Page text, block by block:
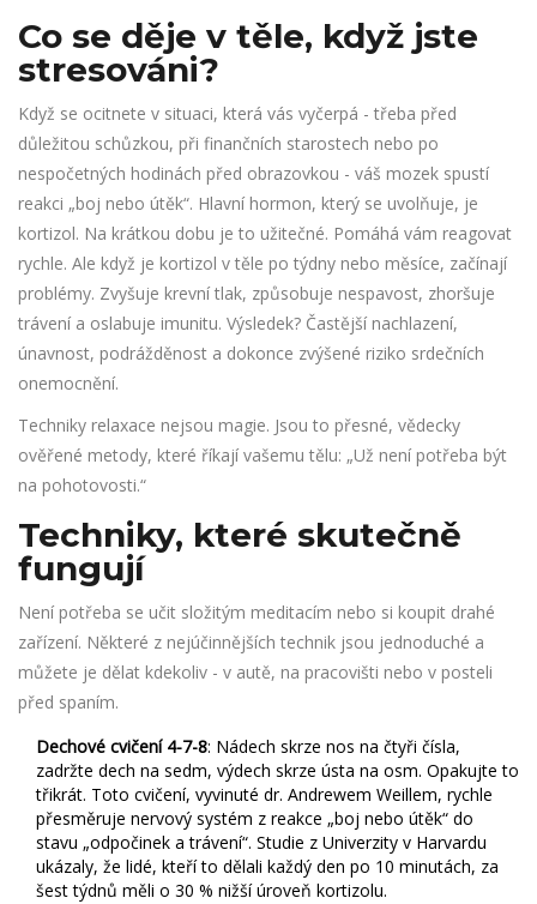
Co se děje v těle, když jste
stresováni?
Když se ocitnete v situaci, která vás vyčerpá - třeba před
důležitou schůzkou, při finančních starostech nebo po
nespočetných hodinách před obrazovkou - váš mozek spustí
reakci „boj nebo útěk“. Hlavní hormon, který se uvolňuje, je
kortizol. Na krátkou dobu je to užitečné. Pomáhá vám reagovat
rychle. Ale když je kortizol v těle po týdny nebo měsíce, začínají
problémy. Zvyšuje krevní tlak, způsobuje nespavost, zhoršuje
trávení a oslabuje imunitu. Výsledek? Častější nachlazení,
únavnost, podrážděnost a dokonce zvýšené riziko srdečních
onemocnění.
Techniky relaxace nejsou magie. Jsou to přesné, vědecky
ověřené metody, které říkají vašemu tělu: „Už není potřeba být
na pohotovosti.“
Techniky, které skutečně
fungují
Není potřeba se učit složitým meditacím nebo si koupit drahé
zařízení. Některé z nejúčinnějších technik jsou jednoduché a
můžete je dělat kdekoliv - v autě, na pracovišti nebo v posteli
před spaním.
Dechové cvičení 4-7-8: Nádech skrze nos na čtyři čísla,
zadržte dech na sedm, výdech skrze ústa na osm. Opakujte to
třikrát. Toto cvičení, vyvinuté dr. Andrewem Weillem, rychle
přesměruje nervový systém z reakce „boj nebo útěk“ do
stavu „odpočinek a trávení“. Studie z Univerzity v Harvardu
ukázaly, že lidé, kteří to dělali každý den po 10 minutách, za
šest týdnů měli o 30 % nižší úroveň kortizolu.